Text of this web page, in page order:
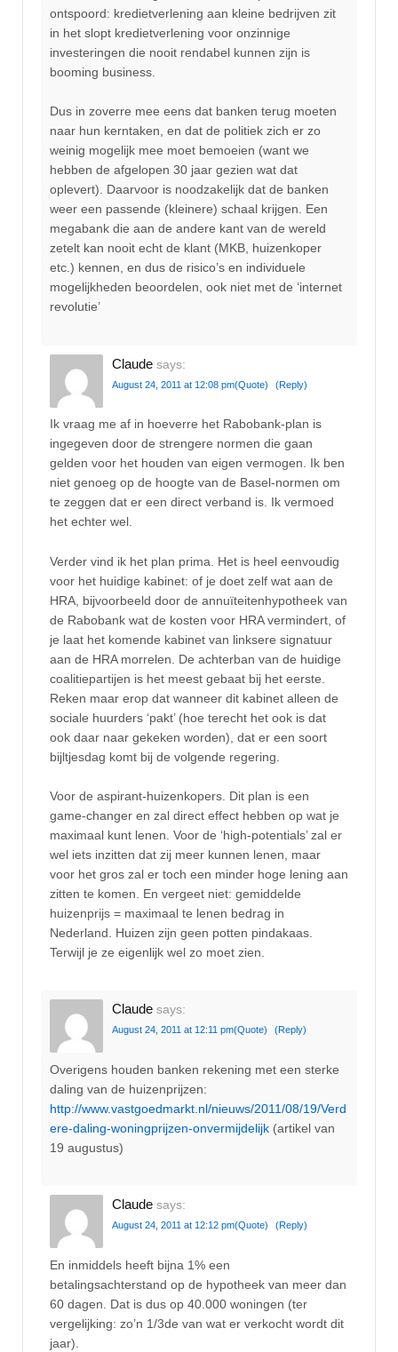
ontspoord: kredietverlening aan kleine bedrijven zit
in het slopt kredietverlening voor onzinnige
investeringen die nooit rendabel kunnen zijn is
booming business.
Dus in zoverre mee eens dat banken terug moeten
naar hun kerntaken, en dat de politiek zich er zo
weinig mogelijk mee moet bemoeien (want we
hebben de afgelopen 30 jaar gezien wat dat
oplevert). Daarvoor is noodzakelijk dat de banken
weer een passende (kleinere) schaal krijgen. Een
megabank die aan de andere kant van de wereld
zetelt kan nooit echt de klant (MKB, huizenkoper
etc.) kennen, en dus de risico’s en individuele
mogelijkheden beoordelen, ook niet met de ‘internet
revolutie’
Claude says:
August 24, 2011 at 12:08 pm(Quote) (Reply)
Ik vraag me af in hoeverre het Rabobank-plan is
ingegeven door de strengere normen die gaan
gelden voor het houden van eigen vermogen. Ik ben
niet genoeg op de hoogte van de Basel-normen om
te zeggen dat er een direct verband is. Ik vermoed
het echter wel.
Verder vind ik het plan prima. Het is heel eenvoudig
voor het huidige kabinet: of je doet zelf wat aan de
HRA, bijvoorbeeld door de annuïteitenhypotheek van
de Rabobank wat de kosten voor HRA vermindert, of
je laat het komende kabinet van linksere signatuur
aan de HRA morrelen. De achterban van de huidige
coalitiepartijen is het meest gebaat bij het eerste.
Reken maar erop dat wanneer dit kabinet alleen de
sociale huurders ‘pakt’ (hoe terecht het ook is dat
ook daar naar gekeken worden), dat er een soort
bijltjesdag komt bij de volgende regering.
Voor de aspirant-huizenkopers. Dit plan is een
game-changer en zal direct effect hebben op wat je
maximaal kunt lenen. Voor de ‘high-potentials’ zal er
wel iets inzitten dat zij meer kunnen lenen, maar
voor het gros zal er toch een minder hoge lening aan
zitten te komen. En vergeet niet: gemiddelde
huizenprijs = maximaal te lenen bedrag in
Nederland. Huizen zijn geen potten pindakaas.
Terwijl je ze eigenlijk wel zo moet zien.
Claude says:
August 24, 2011 at 12:11 pm(Quote) (Reply)
Overigens houden banken rekening met een sterke
daling van de huizenprijzen:
http://www.vastgoedmarkt.nl/nieuws/2011/08/19/Verd
ere-daling-woningprijzen-onvermijdelijk (artikel van
19 augustus)
Claude says:
August 24, 2011 at 12:12 pm(Quote) (Reply)
En inmiddels heeft bijna 1% een
betalingsachterstand op de hypotheek van meer dan
60 dagen. Dat is dus op 40.000 woningen (ter
vergelijking: zo’n 1/3de van wat er verkocht wordt dit
jaar).